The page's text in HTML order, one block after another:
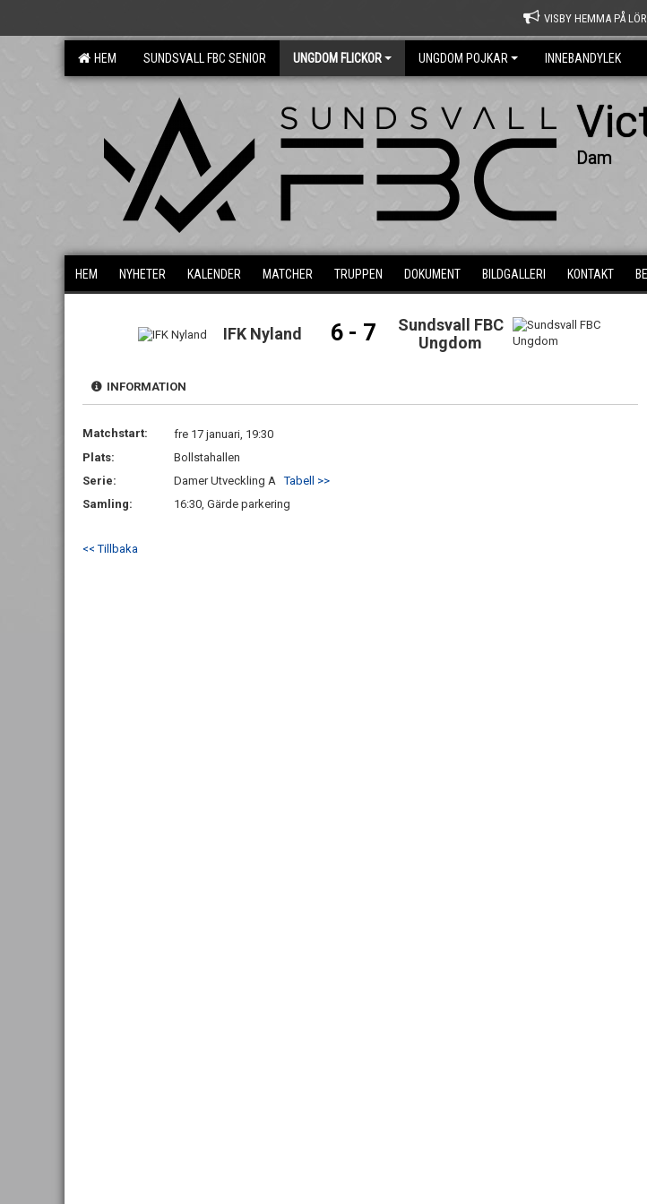
VISBY HEMMA PÅ
HEM SUNDSVALL FBC SENIOR UNGDOM FLICKOR UNGDOM POJKAR INNEBANDYLEK
Dam
HEM NYHETER KALENDER MATCHER TRUPPEN DOKUMENT BILDGALLERI KONTAKT
IFK Nyland 6 - 7
Sundsvall FBC
Ungdom
INFORMATION
Matchstart:
fre 17 januari, 19:30
Plats:
Bollstahallen
Serie:
Damer Utveckling ATabell >>
Samling:
16:30, Gärde parkering
<< Tillbaka